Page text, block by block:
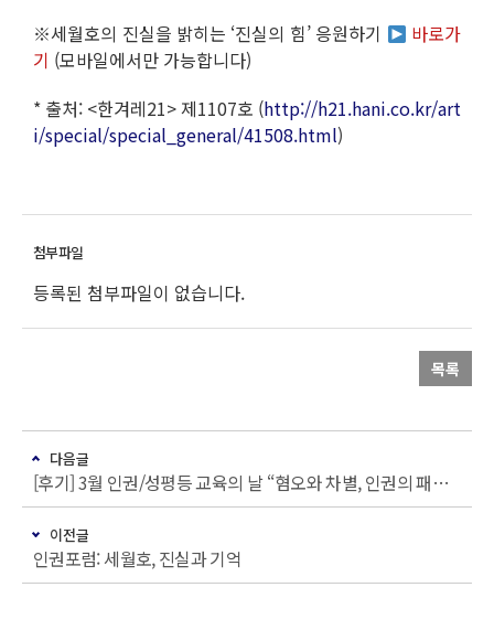
※세월호의 진실을 밝히는 ‘진실의 힘’ 응원하기
바로가
기 (모바일에서만 가능합니다)
* 출처: <한겨레21> 제1107호 (http://h21.hani.co.kr/art
i/special/special_general/41508.html)
등록된 첨부파일이 없습니다.
목록
다음글
[후기] 3월 인권/성평등 교육의 날 “혐오와 차별, 인권의 패러다임”
이전글
인권포럼: 세월호, 진실과 기억